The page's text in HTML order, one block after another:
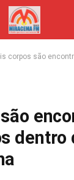
corpos são encontrados
dentro